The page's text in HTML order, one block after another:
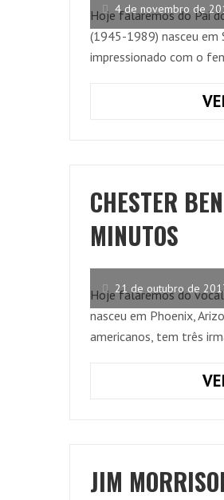
4 de novembro de
Hoje falaremos do Pai
(1945-1989) nasceu em
impressionado com o
CHESTER
MINUTOS
21 de outubro de
Hoje falaremos do
nasceu em Phoenix,
americanos, tem três
JIM